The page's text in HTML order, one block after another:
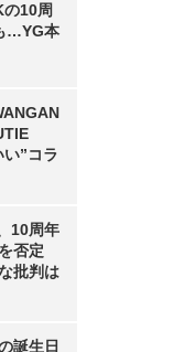
10周
…YG本
”コラ
10周年
否定
批判は
誕生日